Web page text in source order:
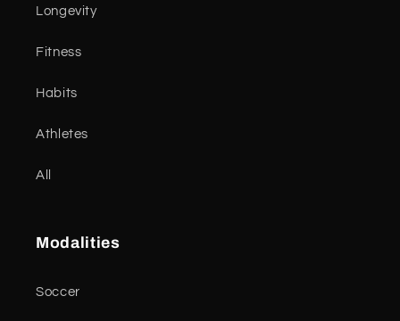
Longevity
Fitness
Habits
Athletes
All
Modalities
Soccer